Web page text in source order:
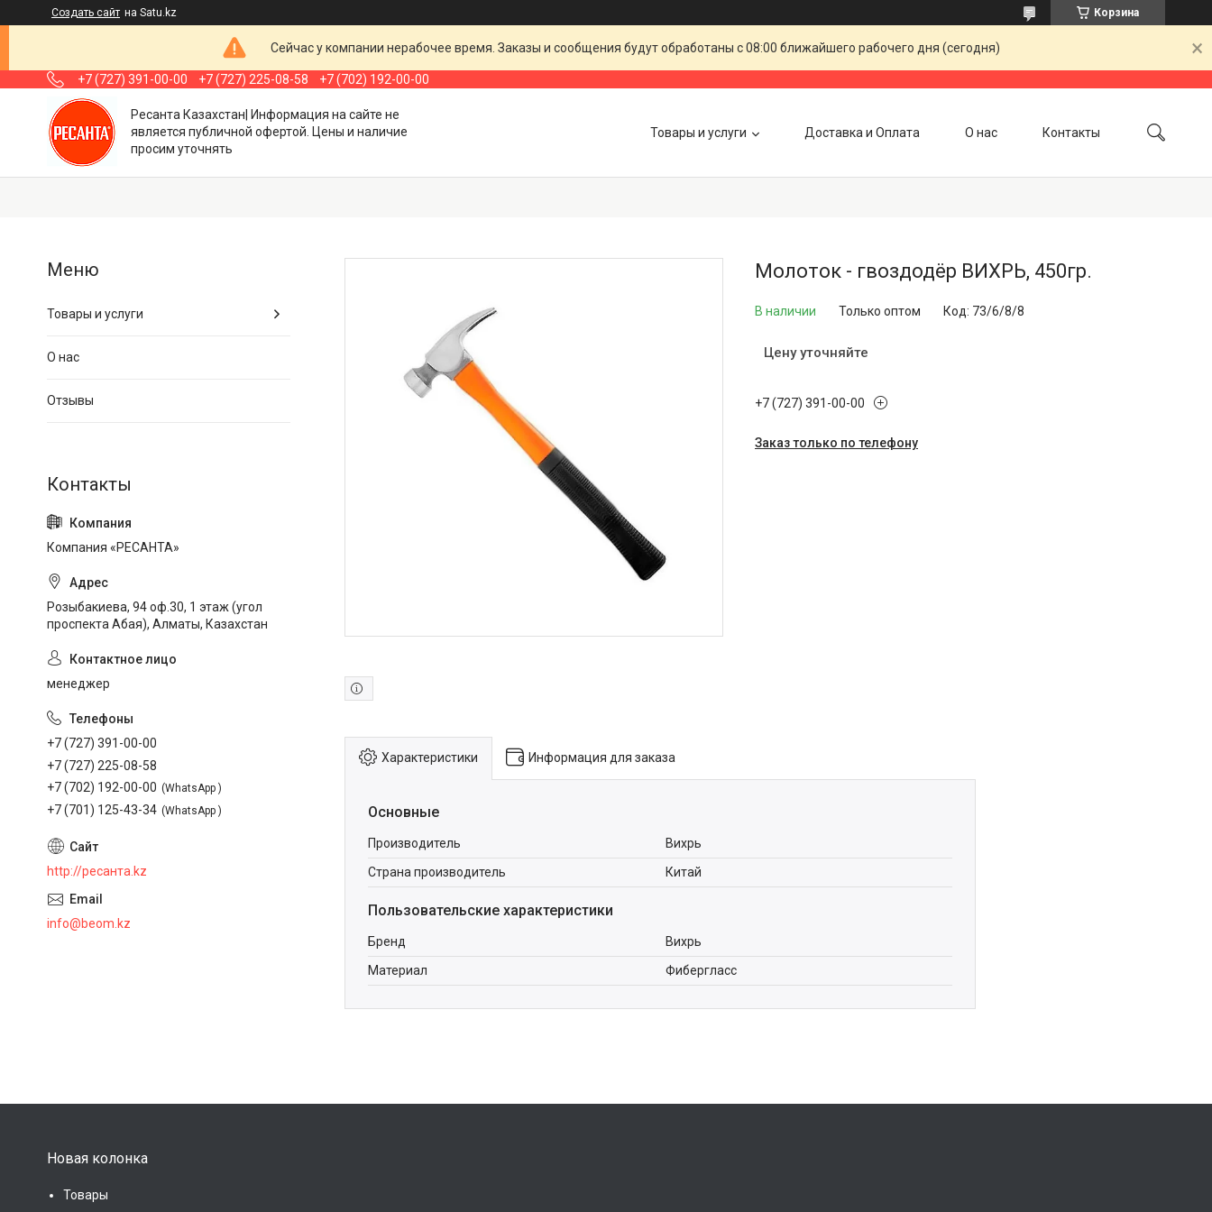
Создать сайт на Satu.kz Корзина
Сейчас у компании нерабочее время. Заказы и сообщения будут обработаны с 08:00 ближайшего рабочего дня (сегодня)
+7 (727) 391-00-00 +7 (727) 225-08-58 +7 (702) 192-00-00
Ресанта Казахстан| Информация на сайте не
является публичной офертой. Цены и наличие
просим уточнять
Товары и услуги Доставка и Оплата О нас Контакты
Молоток - гвоздодёр ВИХРЬ, 450гр.
В наличии Только оптом Код: 73/6/8/8
Цену уточняйте
+7 (727) 391-00-00
Заказ только по телефону
Характеристики Информация для заказа
Основные
Производитель
Вихрь
Страна производитель
Китай
Пользовательские характеристики
Бренд
Вихрь
Материал
Фибергласс
Товары и услуги
О нас
Отзывы
Компания «РЕСАНТА»
Розыбакиева, 94 оф.30, 1 этаж (угол
проспекта Абая), Алматы, Казахстан
менеджер
+7 (727) 391-00-00
+7 (727) 225-08-58
+7 (702) 192-00-00
WhatsApp
+7 (701) 125-43-34 WhatsApp
http://ресанта.kz
info@beom.kz
Новая колонка
Товары